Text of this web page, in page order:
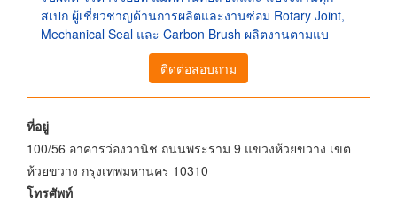
สเปก ผู้เชี่ยวชาญด้านการผลิตและงานซ่อม Rotary Joint,
Mechanical Seal และ Carbon Brush ผลิตงานตามแบ
ติดต่อสอบถาม
ที่อยู่
100/56 อาคารว่องวานิช ถนนพระราม 9 แขวงห้วยขวาง เขต
ห้วยขวาง กรุงเทพมหานคร 10310
โทรศัพท์